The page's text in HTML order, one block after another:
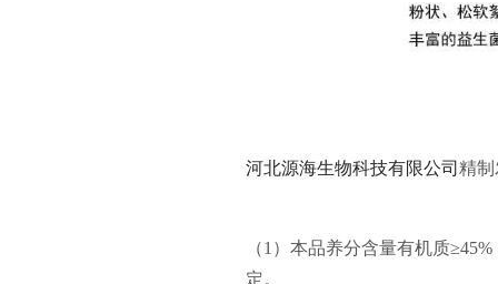
河北源海生物科技有限公司 精制
（1）本品养分含量有机质
定。